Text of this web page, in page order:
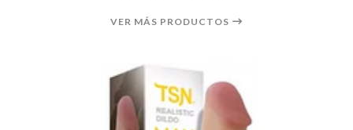
VER MÁS PRODUCTOS